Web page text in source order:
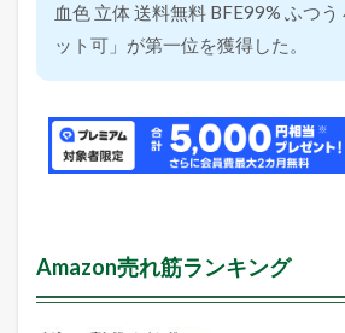
血色 立体 送料無料 BFE99% ふつ
ット可」が第一位を獲得した。
Amazon売れ筋ランキング